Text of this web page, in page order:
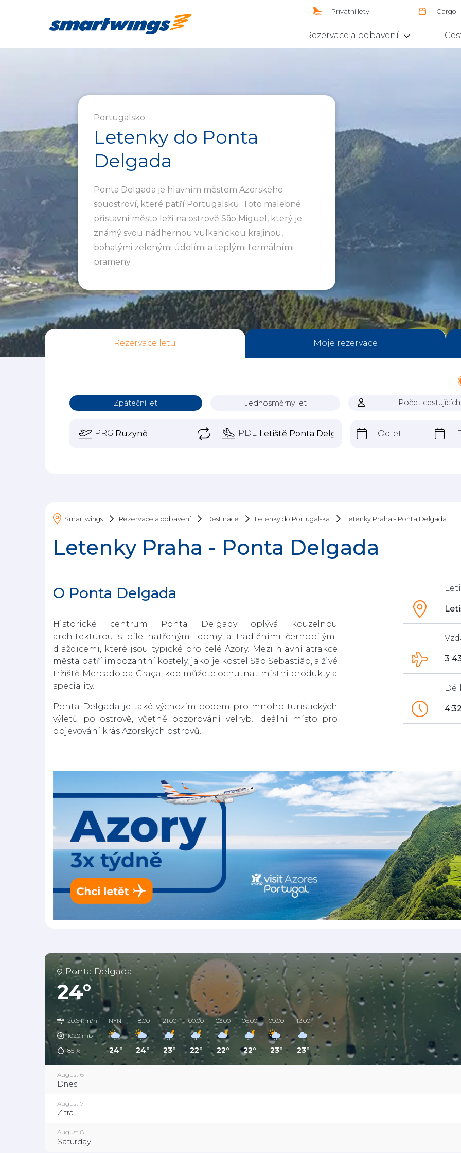
Privátní lety Cargo
Rezervace a odbavení
Portugalsko
Letenky do Ponta
Delgada
Ponta Delgada je hlavním městem Azorského
souostroví, které patří Portugalsku. Toto malebné
přístavní město leží na ostrově São Miguel, který je
známý svou nádhernou vulkanickou krajinou,
bohatými zelenými údolími a teplými termálními
prameny.
Rezervace letu Moje rezervace
Zpáteční let Jednosměrný let Počet cestujících
PRG PDL Odlet
Smartwings Rezervace a odbavení Destinace Letenky do Portugalska Letenky Praha - Ponta Delgada
Letenky Praha - Ponta Delgada
O Ponta Delgada
Historické centrum Ponta Delgady oplývá kouzelnou
architekturou s bíle natřenými domy a tradičními černobílými
dlaždicemi, které jsou typické pro celé Azory. Mezi hlavní atrakce
města patří impozantní kostely, jako je kostel São Sebastião, a živé
tržiště Mercado da Graça, kde můžete ochutnat místní produkty a
speciality.
Ponta Delgada je také výchozím bodem pro mnoho turistických
výletů po ostrově, včetně pozorování velryb. Ideální místo pro
objevování krás Azorských ostrovů.
3
Ponta Delgada
24°
20.6 km/h
1020mb
85 %
NYNÍ
24°
18:00
24°
21:00
23°
00:00
22°
03:00
22°
06:00
22°
09:00
23°
12:00
23°
August 6
Dnes
August 7
Zítra
August 8
Saturday